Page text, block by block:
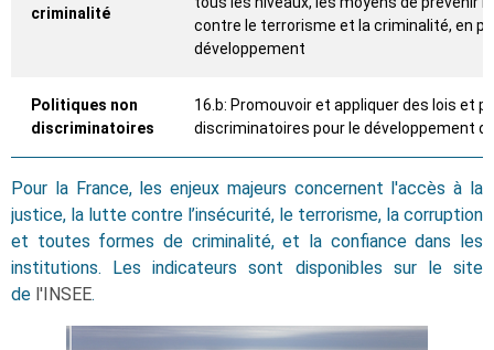
criminalité
contre le terrorisme et la criminalité, en
développement
Politiques non
discriminatoires
16.b: Promouvoir et appliquer des lois et
discriminatoires pour le développement
Pour la France, les enjeux majeurs concernent l'accès à la
justice, la lutte contre l’insécurité, le terrorisme, la corruption
et toutes formes de criminalité, et la confiance dans les
institutions. Les indicateurs sont disponibles sur le site
de l'INSEE.